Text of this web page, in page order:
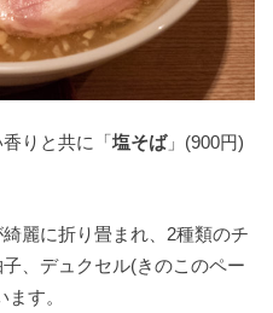
りと共に「 塩そば」(900円)
麗に折り畳まれ、2種類のチ
、デュクセル(きのこのペー
す。